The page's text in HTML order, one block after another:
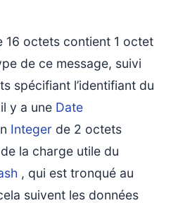
16 octets contient 1 octet
de ce message, suivi
spécifiant l’identifiant du
y a une Date
Integer de 2 octets
la charge utile du
, qui est tronqué au
suivent les données